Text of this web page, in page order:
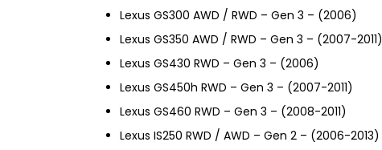
Lexus GS300 AWD / RWD – Gen 3 – (2006)
Lexus GS350 AWD / RWD – Gen 3 – (2007-2011)
Lexus GS430 RWD – Gen 3 – (2006)
Lexus GS450h RWD – Gen 3 – (2007-2011)
Lexus GS460 RWD – Gen 3 – (2008-2011)
Lexus IS250 RWD / AWD – Gen 2 – (2006-2013)